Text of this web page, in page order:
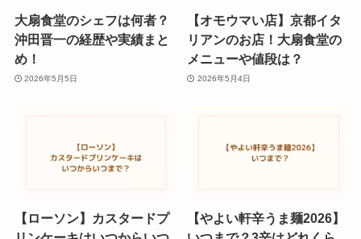
大扇食堂のシェフは何者？
沖田晋一の経歴や実績まと
め！
2026年5月5日
【オモウマい店】京都イタ
リアンのお店！大扇食堂の
メニューや値段は？
2026年5月4日
【ローソン】カスタードプ
【やよい軒辛うま麺2026】